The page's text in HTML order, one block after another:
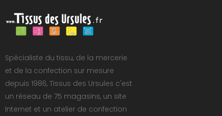
Spécialiste du tissu, de la mercerie
et de la confection sur mesure
depuis 1986, Tissus des Ursules c'est
un réseau de 75 magasins, un site
Internet et un atelier de confection